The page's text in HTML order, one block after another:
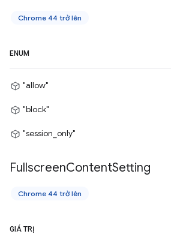
Chrome 44 trở lên
ENUM
"allow"
"block"
"session_only"
FullscreenContentSetting
Chrome 44 trở lên
GIÁ TRỊ